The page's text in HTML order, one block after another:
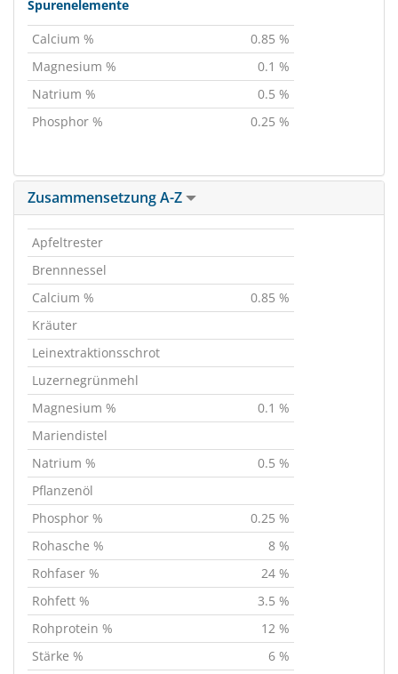
Spurenelemente
Calcium %
0.85 %
Magnesium %
0.1 %
Natrium %
0.5 %
Phosphor %
0.25 %
Zusammensetzung A-Z
Apfeltrester
Brennnessel
Calcium %
0.85 %
Kräuter
Leinextraktionsschrot
Luzernegrünmehl
Magnesium %
0.1 %
Mariendistel
Natrium %
0.5 %
Pflanzenöl
Phosphor %
0.25 %
Rohasche %
8 %
Rohfaser %
24 %
Rohfett %
3.5 %
Rohprotein %
12 %
Stärke %
6 %